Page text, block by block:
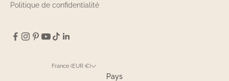
Politique de confidentialité
France (EUR €)
Pays